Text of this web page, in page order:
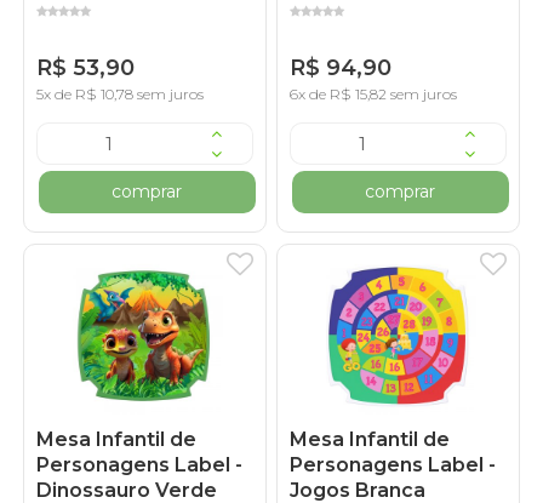
R$ 53,90
5x de R$ 10,78 sem juros
comprar
R$ 94,90
6x de R$ 15,82 sem juros
comprar
Mesa Infantil de
Personagens Label -
Dinossauro Verde
Mesa Infantil de
Personagens Label -
Jogos Branca